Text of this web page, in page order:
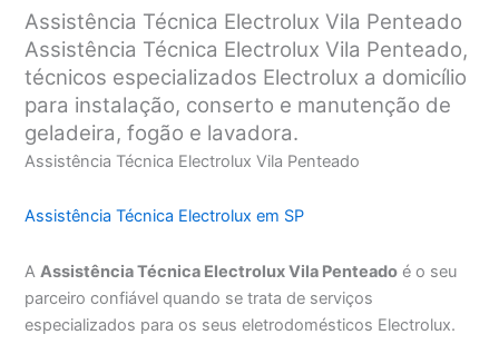
Assistência Técnica Electrolux Vila Penteado
Assistência Técnica Electrolux Vila Penteado,
técnicos especializados Electrolux a domicílio
para instalação, conserto e manutenção de
geladeira, fogão e lavadora.
Assistência Técnica Electrolux Vila Penteado
Assistência Técnica Electrolux em SP
AAssistência Técnica Electrolux Vila Penteado é o seu
parceiro confiável quando se trata de serviços
especializados para os seus eletrodomésticos Electrolux.